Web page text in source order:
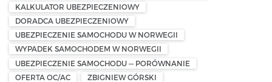
KALKULATOR UBEZPIECZENIOWY
DORADCA UBEZPIECZENIOWY
UBEZPIECZENIE SAMOCHODU W NORWEGII
WYPADEK SAMOCHODEM W NORWEGII
UBEZPIECZENIE SAMOCHODU — PORÓWNANIE
OFERTA OC/AC
ZBIGNIEW GÓRSKI